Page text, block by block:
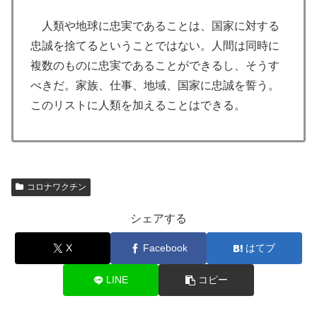
人類や地球に忠実であることは、国家に対する
忠誠を捨てるということではない。人間は同時に
複数のものに忠実であることができるし、そうす
べきだ。家族、仕事、地域、国家に忠誠を誓う。
このリストに人類を加えることはできる。
コロナワクチン
シェアする
X Facebook はてブ
LINE コピー